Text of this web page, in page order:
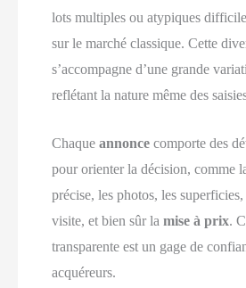
lots multiples ou atypiques
sur le marché classique. Cette
s’accompagne d’une grande
reflétant la nature même des
Chaqueannonce comporte des
pour orienter la décision, comme
précise, les photos, les superficies,
visite, et bien sûr lamise à prix.
transparente est un gage de
acquéreurs.